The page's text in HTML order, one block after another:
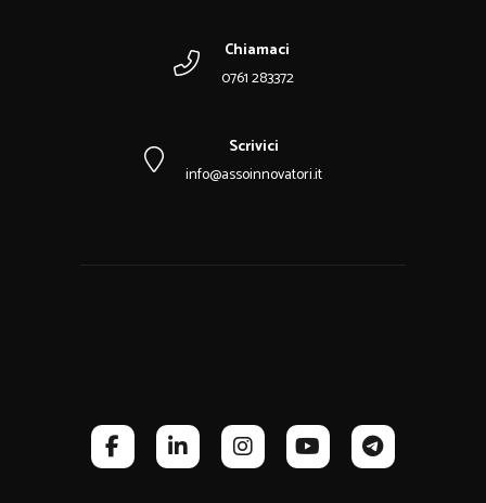
Chiamaci
0761 283372
Scrivici
info@assoinnovatori.it